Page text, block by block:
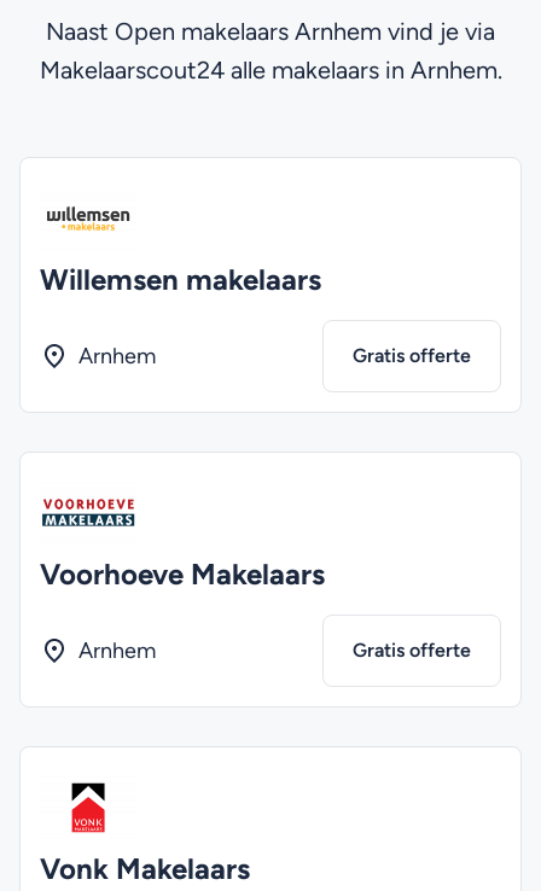
Naast Open makelaars Arnhem vind je via
Makelaarscout24 alle makelaars in Arnhem.
Willemsen makelaars
Arnhem Gratis offerte
Voorhoeve Makelaars
Arnhem Gratis offerte
Vonk Makelaars